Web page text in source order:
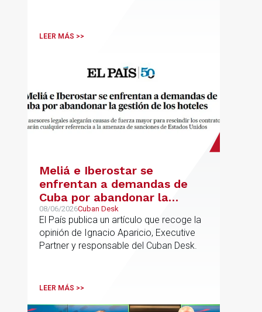
LEER MÁS >>
Meliá e Iberostar se
enfrentan a demandas de
Cuba por abandonar la
gestión de los hoteles
08/06/2026Cuban Desk
El País publica un artículo que recoge la
opinión de Ignacio Aparicio, Executive
Partner y responsable del Cuban Desk.
LEER MÁS >>